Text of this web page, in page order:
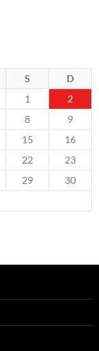
S
D
1
2
8
9
15
16
22
23
29
30